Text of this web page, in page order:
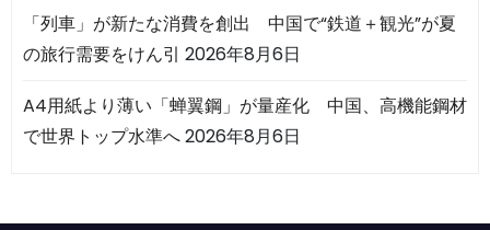
「列車」が新たな消費を創出 中国で“鉄道＋観光”が夏
の旅行需要をけん引 2026年8月6日
A4用紙より薄い「蝉翼鋼」が量産化 中国、高機能鋼材
で世界トップ水準へ2026年8月6日